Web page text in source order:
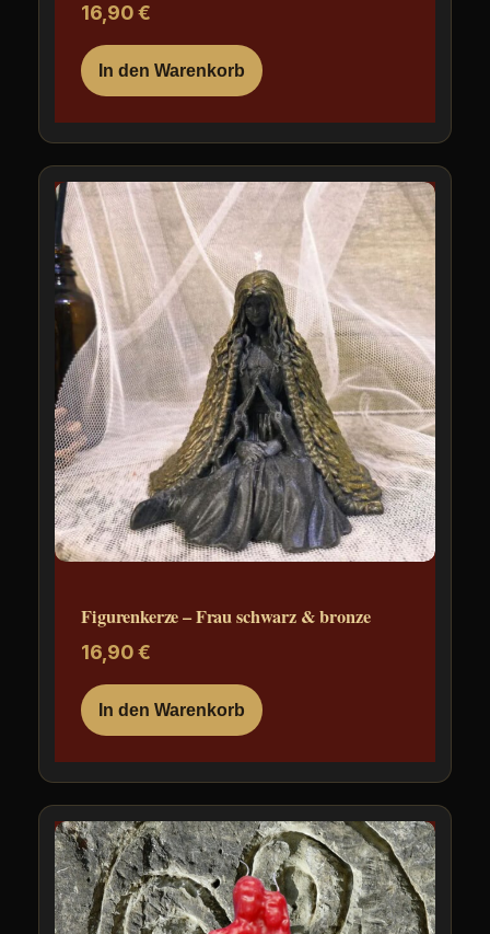
16,90€
In den Warenkorb
Figurenkerze – Frau schwarz & bronze
16,90€
In den Warenkorb